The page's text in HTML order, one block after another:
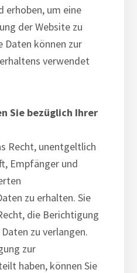
erhoben, um eine
der Website zu
Daten können zur
verwendet
Sie bezüglich Ihrer
Recht, unentgeltlich
Empfänger und
zu erhalten. Sie
die Berichtigung
zu verlangen.
zur
haben, können Sie